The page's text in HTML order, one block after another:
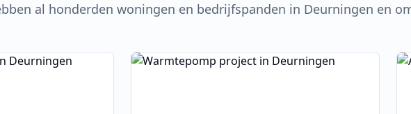
al honderden woningen en bedrijfspanden in Deurningen en